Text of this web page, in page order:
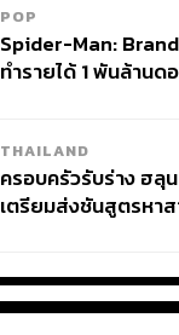
POP
Spider-Man:
ทำรายได้ 1 พันล้านด
THAILAND
ครอบครัวรับร่าง ฮลุ
เตรียมส่งชันสูตรหาส